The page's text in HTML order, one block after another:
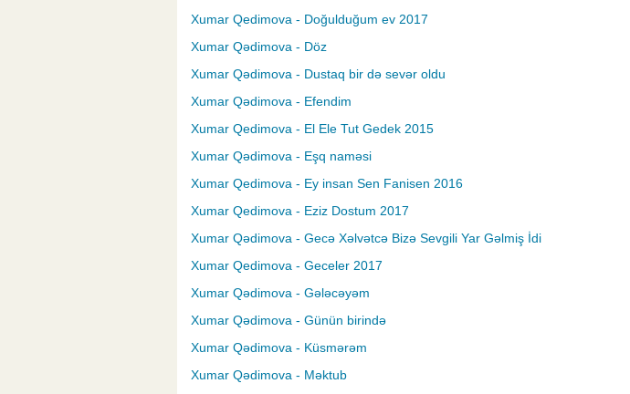
Xumar Qedimova - Doğulduğum ev 2017
Xumar Qədimova - Döz
Xumar Qədimova - Dustaq bir də sevər oldu
Xumar Qədimova - Efendim
Xumar Qedimova - El Ele Tut Gedek 2015
Xumar Qədimova - Eşq naməsi
Xumar Qedimova - Ey insan Sen Fanisen 2016
Xumar Qedimova - Eziz Dostum 2017
Xumar Qədimova - Gecə Xəlvətcə Bizə Sevgili Yar Gəlmiş İdi
Xumar Qedimova - Geceler 2017
Xumar Qədimova - Gələcəyəm
Xumar Qədimova - Günün birində
Xumar Qədimova - Küsmərəm
Xumar Qədimova - Məktub